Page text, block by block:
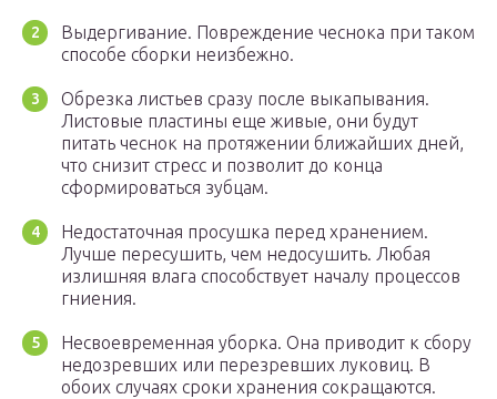
Выдергивание. Повреждение чеснока при таком
способе сборки неизбежно.
Обрезка листьев сразу после выкапывания.
Листовые пластины еще живые, они будут
питать чеснок на протяжении ближайших дней,
что снизит стресс и позволит до конца
сформироваться зубцам.
Недостаточная просушка перед хранением.
Лучше пересушить, чем недосушить. Любая
излишняя влага способствует началу процессов
гниения.
Несвоевременная уборка. Она приводит к сбору
недозревших или перезревших луковиц. В
обоих случаях сроки хранения сокращаются.